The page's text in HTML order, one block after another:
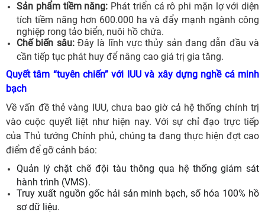
Sản phẩm tiềm năng: Phát triển cá rô phi mặn lợ với diện
tích tiềm năng hơn 600.000 ha và đẩy mạnh ngành công
nghiệp rong tảo biển, nuôi hồ chứa.
Chế biến sâu:Đây là lĩnh vực thủy sản đang dẫn đầu và
cần tiếp tục phát huy để nâng cao giá trị gia tăng.
Quyết tâm “tuyên chiến” với IUU và xây dựng nghề cá minh
bạch
Về vấn đề thẻ vàng IUU, chưa bao giờ cả hệ thống chính trị
vào cuộc quyết liệt như hiện nay. Với sự chỉ đạo trực tiếp
của Thủ tướng Chính phủ, chúng ta đang thực hiện đợt cao
điểm để gỡ cảnh báo:
Quản lý chặt chẽ đội tàu thông qua hệ thống giám sát
hành trình (VMS).
Truy xuất nguồn gốc hải sản minh bạch, số hóa 100% hồ
sơ dữ liệu.